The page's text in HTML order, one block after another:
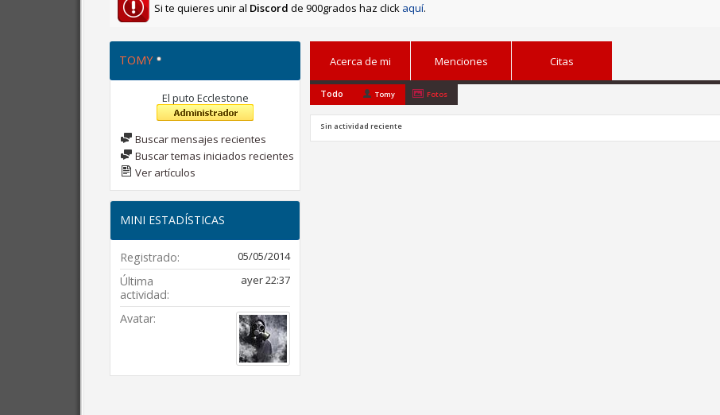
Si te quieres unir al Discord de 900grados haz click aquí.
TOMY
El puto Ecclestone
Buscar mensajes recientes
Buscar temas iniciados recientes
Ver artículos
MINI ESTADÍSTICAS
Registrado 05/05/2014
Última
actividad
ayer22:37
Avatar
Acerca de mi Menciones Citas
Todo Tomy Fotos
Sin actividad reciente